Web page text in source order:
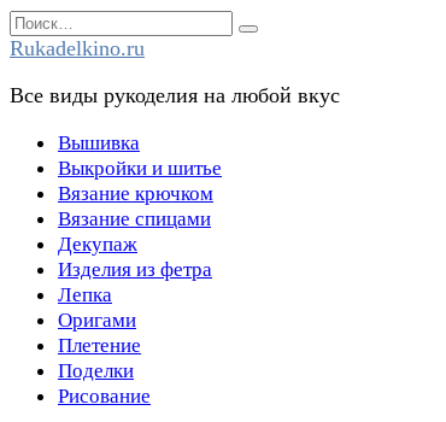
Перейти
к
Search
for:
Rukadelkino.ru
Все виды рукоделия на любой вкус
Вышивка
Выкройки и шитье
Вязание крючком
Вязание спицами
Декупаж
Изделия из фетра
Лепка
Оригами
Плетение
Поделки
Рисование